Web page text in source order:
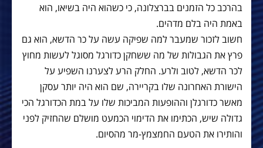
בהרכב כל הזמנים בברצלונה, כי כשהוא היה בשיאו, הוא
באמת היה בלם מדהים.
חשוב לזכור שמעבר למה שפיקה עשה על כר הדשא, הוא גם
פרץ את הגבולות של מה ששחקן כדורגל מסוגל לעשות מחוץ
לכר הדשא, לטוב ולרע. החלק הרע לצערנו השפיע על
הישורת האחרונה שלו בקריירה, שם הוא היה יותר עסקן
מאשר כדורגלן וההופעות המביכות שלו על במת הכדורגל הכי
גדולה שיש, הכתימו את הדימוי הכמעט מושלם שהחזיק לפני
והותירו את הטעם החמצמץ-מר מהסיום.